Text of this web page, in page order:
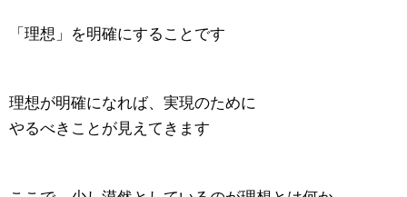
「理想」を明確にすることです
理想が明確になれば、実現のために
やるべきことが見えてきます